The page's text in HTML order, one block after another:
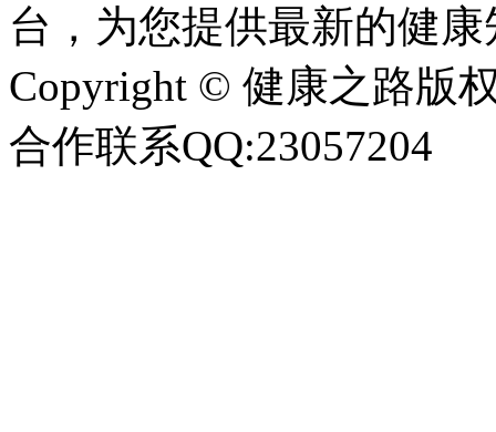
台，为您提供最新的健康
Copyright © 健康之路版
合作联系QQ:23057204